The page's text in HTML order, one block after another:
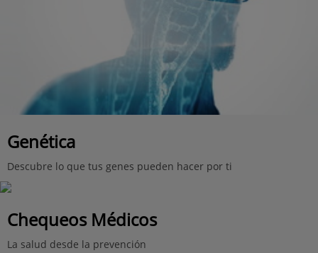
Genética
Descubre lo que tus genes pueden hacer por ti
Chequeos Médicos
La salud desde la prevención